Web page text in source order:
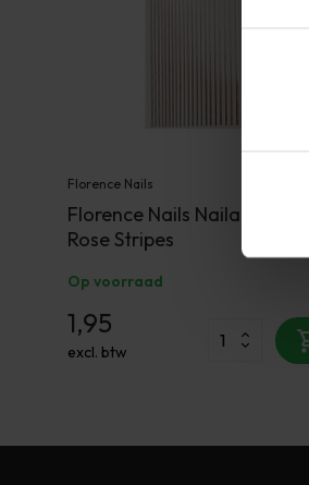
Florence Nails
Florence Nails Nailart Sticker
Rose Stripes
Op voorraad
1,95
excl. btw